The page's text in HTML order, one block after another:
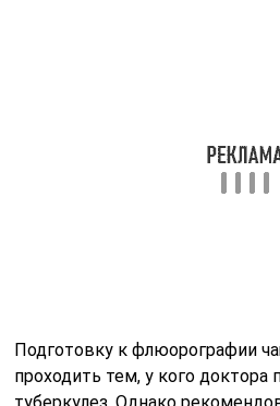
Подготовку к флюорографии
проходить тем, у кого доктора